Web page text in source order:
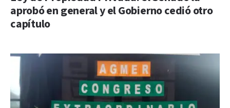
aprobó en general y el Gobierno cedió otro
capítulo